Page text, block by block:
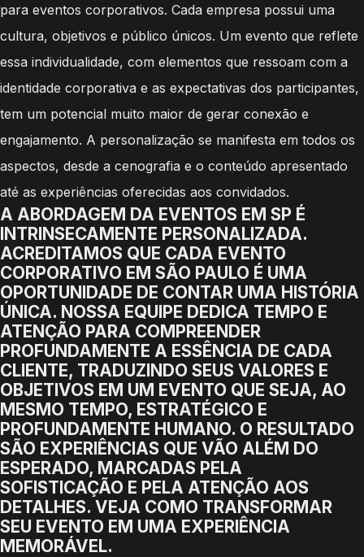
para eventos corporativos. Cada empresa possui uma
cultura, objetivos e público únicos. Um evento que reflete
essa individualidade, com elementos que ressoam com a
identidade corporativa e as expectativas dos participantes,
tem um potencial muito maior de gerar conexão e
engajamento. A personalização se manifesta em todos os
aspectos, desde a cenografia e o conteúdo apresentado
até as experiências oferecidas aos convidados.
A ABORDAGEM DA EVENTOS EM SP É
INTRINSECAMENTE PERSONALIZADA.
ACREDITAMOS QUE CADA EVENTO
CORPORATIVO EM SÃO PAULO É UMA
OPORTUNIDADE DE CONTAR UMA HISTÓRIA
ÚNICA. NOSSA EQUIPE DEDICA TEMPO E
ATENÇÃO PARA COMPREENDER
PROFUNDAMENTE A ESSÊNCIA DE CADA
CLIENTE, TRADUZINDO SEUS VALORES E
OBJETIVOS EM UM EVENTO QUE SEJA, AO
MESMO TEMPO, ESTRATÉGICO E
PROFUNDAMENTE HUMANO. O RESULTADO
SÃO EXPERIÊNCIAS QUE VÃO ALÉM DO
ESPERADO, MARCADAS PELA
SOFISTICAÇÃO E PELA ATENÇÃO AOS
DETALHES. VEJA COMO TRANSFORMAR
SEU EVENTO EM UMA EXPERIÊNCIA
MEMORÁVEL.